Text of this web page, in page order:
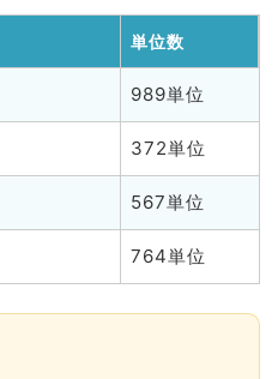
単位数
989単位
372単位
567単位
764単位